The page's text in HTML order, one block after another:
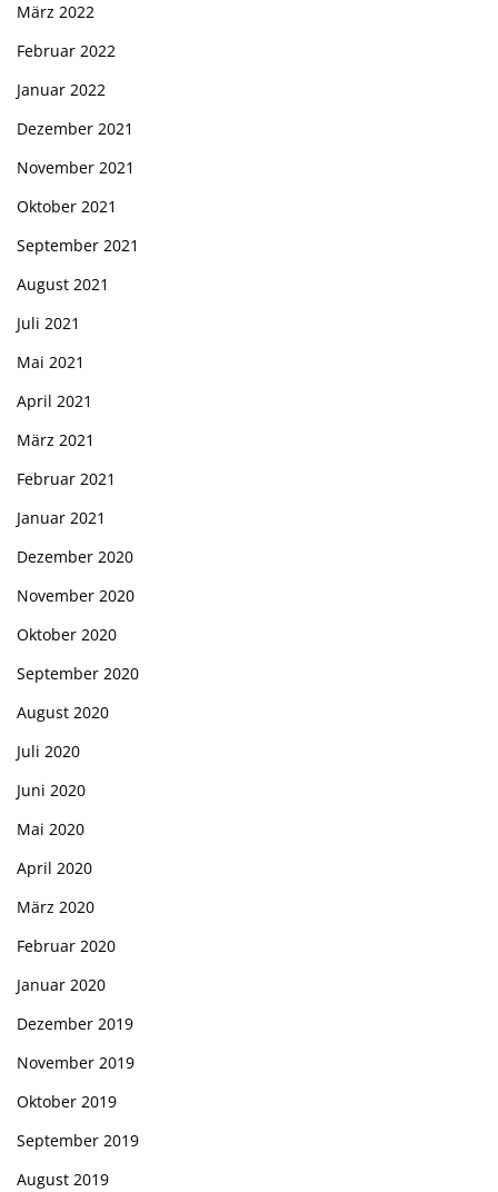
März 2022
Februar 2022
Januar 2022
Dezember 2021
November 2021
Oktober 2021
September 2021
August 2021
Juli 2021
Mai 2021
April 2021
März 2021
Februar 2021
Januar 2021
Dezember 2020
November 2020
Oktober 2020
September 2020
August 2020
Juli 2020
Juni 2020
Mai 2020
April 2020
März 2020
Februar 2020
Januar 2020
Dezember 2019
November 2019
Oktober 2019
September 2019
August 2019